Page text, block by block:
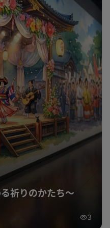
祈りのかたち～
3